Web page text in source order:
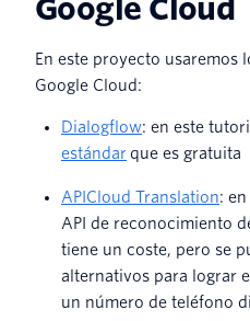
Google Cloud
En este proyecto usaremos
Google Cloud:
Dialogflow: en este
estándar que es gratuita
APICloud Translation:
API de reconocimiento
tiene un coste, pero se
alternativos para lograr
un número de teléfono